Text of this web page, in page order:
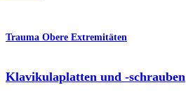
Trauma Obere Extremitäten
Klavikulaplatten und -schrauben